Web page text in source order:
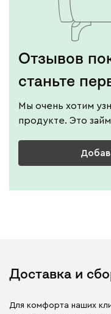
Отзывов
станьте
Мы очень хотим
продукте. Это
Доставка и
Для комфорта наших